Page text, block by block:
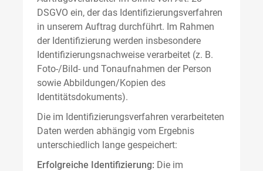
DSGVO ein, der das Identifizierungsverfahren
in unserem Auftrag durchführt. Im Rahmen
der Identifizierung werden insbesondere
Identifizierungsnachweise verarbeitet (z. B.
Foto-/Bild- und Tonaufnahmen der Person
sowie Abbildungen/Kopien des
Identitätsdokuments).
Die im Identifizierungsverfahren verarbeiteten
Daten werden abhängig vom Ergebnis
unterschiedlich lange gespeichert:
Erfolgreiche Identifizierung: Die im